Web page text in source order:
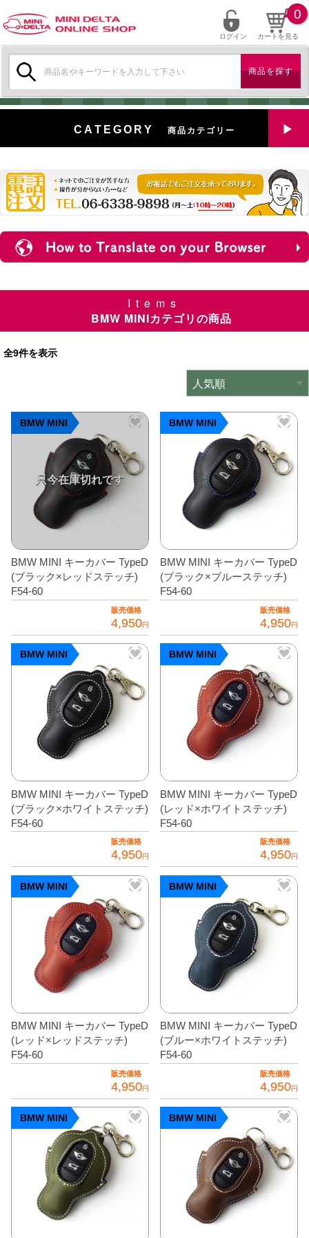
ログイン カートを見る
0
索:
CATEGORY 商品カテゴリー
特選中古車
対象商品
新入荷
ミニデルタ特選パーツ
ミニデルタオリジナルパーツ
インテリア
＋
＋
エレクトリック
サスペンション・ブレーキ
タイヤ・ホイール
＋
レーシングパーツ
メンテナンス・工具ツール
在庫処分品
＋
グッズ
CABANA(カバナ)
お得なセット商品
チームマルヤマ
デルタ秘蔵のレーシングコレクション
＋
パーツ種別から選ぶ
レアパーツ/在庫限り
＋
中古パーツ/在庫限り
便利アイテム
BMW MINI
Items
BMW MINIカテゴリの商品
全9件を表示
BMW MINI
BMW MINI キーカバー TypeD
(ブラック×レッドステッチ)
F54-60
販売価格
4,950円
BMW MINI
BMW MINI キーカバー TypeD
(ブラック×ブルーステッチ)
F54-60
販売価格
4,950円
BMW MINI
BMW MINI キーカバー TypeD
(ブラック×ホワイトステッチ)
F54-60
販売価格
4,950円
BMW MINI
BMW MINI キーカバー TypeD
(レッド×ホワイトステッチ)
F54-60
販売価格
4,950円
BMW MINI
BMW MINI キーカバー TypeD
(レッド×レッドステッチ)
F54-60
販売価格
4,950円
BMW MINI
BMW MINI キーカバー TypeD
(ブルー×ホワイトステッチ)
F54-60
販売価格
4,950円
BMW MINI BMW MINI